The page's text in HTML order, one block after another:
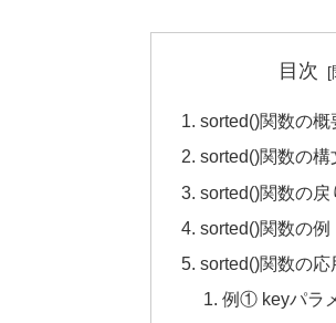
目次
sorted()関数の概
sorted()関数の構
sorted()関数の戻
sorted()関数の例
sorted()関数の応
例① keyパラ